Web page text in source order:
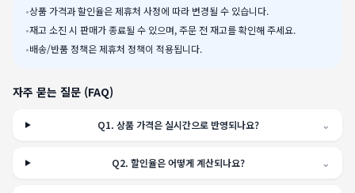
•상품 가격과 할인율은 제휴처 사정에 따라 변경될 수 있습니다.
•재고 소진 시 판매가 종료될 수 있으며, 주문 전 재고를 확인해 주세요.
•배송/반품 정책은 제휴처 정책이 적용됩니다.
자주 묻는 질문 (FAQ)
Q1.상품 가격은 실시간으로 반영되나요? ⌄
Q2.할인율은 어떻게 계산되나요? ⌄